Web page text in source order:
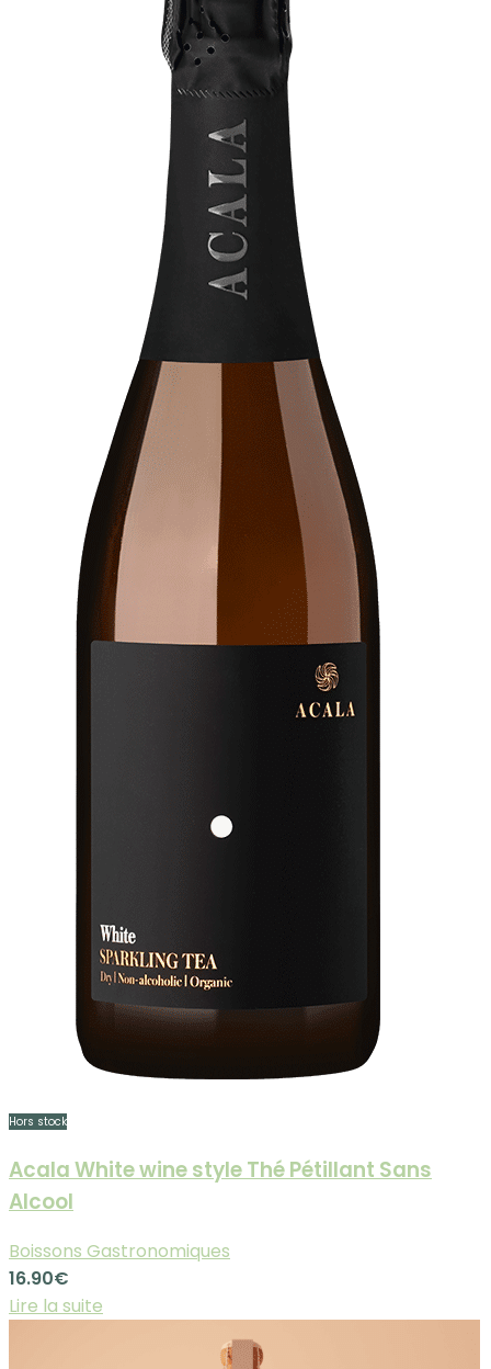
Hors stock
Acala White wine style Thé Pétillant Sans
Alcool
Boissons Gastronomiques
16.90€
Lire la suite